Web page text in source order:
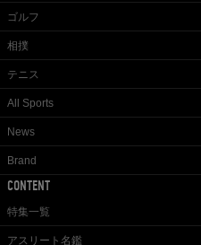
ゴルフ
相撲
テニス
All Sports
News
Brand
CONTENT
特集一覧
アスリート名鑑